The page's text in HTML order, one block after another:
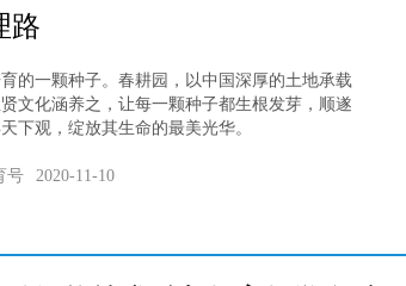
路
的一颗种子。春耕园，以中国深厚的土地承载
文化涵养之，让每一颗种子都生根发芽，顺遂
下观，绽放其生命的最美光华。
号 2020-11-10